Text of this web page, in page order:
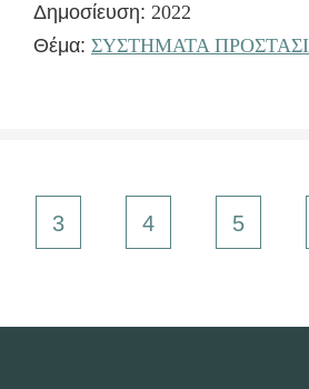
Δημοσίευση: 2022
Θέμα: ΣΥΣΤΗΜΑΤΑ
3 4 5